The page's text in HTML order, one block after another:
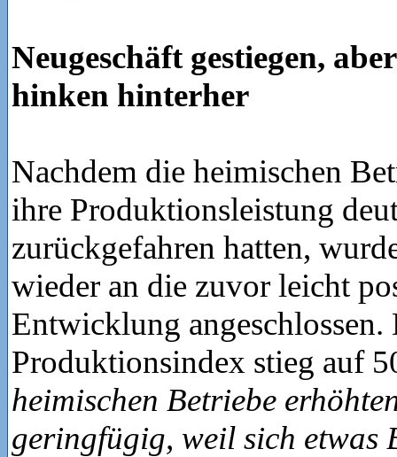
Neugeschäft gestiegen,
hinken hinterher
Nachdem die heimischen
ihre Produktionsleistung
zurückgefahren hatten,
wieder an die zuvor leicht
Entwicklung angeschlossen.
Produktionsindex stieg auf
heimischen Betriebe
geringfügig, weil sich etwas